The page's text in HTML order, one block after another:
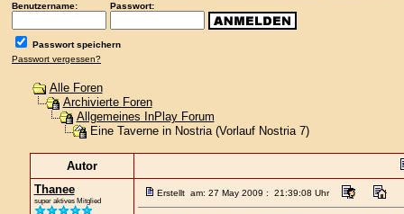
Benutzername:
Passwort:
Passwort speichern
Passwort vergessen?
Alle Foren
Archivierte Foren
Allgemeines InPlay Forum
Eine Taverne in Nostria (Vorlauf Nostria 7)
Autor
Thanee
super aktives Mitglied
Erstellt am: 27 May 2009 : 21:39:08 Uhr